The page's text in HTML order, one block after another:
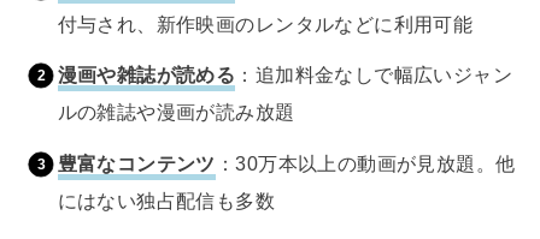
付与され、新作映画のレンタルなどに利用可能
漫画や雑誌が読める ：追加料金なしで幅広いジャン
ルの雑誌や漫画が読み放題
豊富なコンテンツ ：30万本以上の動画が見放題。他
にはない独占配信も多数